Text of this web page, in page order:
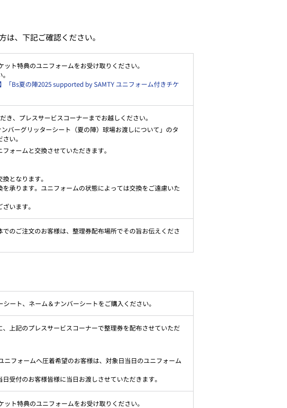
、下記ご確認ください。
ト特典のユニフォームをお受け取りください。
「Bs夏の陣2025 supported by SAMTY ユニフォーム付きチケ
き、プレスサービスコーナーまでお越しください。
バーグリッターシート（夏の陣）球場お渡しについて」のタ
い。
ォームと交換させていただきます。
となります。
承ります。ユニフォームの状態によっては交換をご遠慮いた
います。
のご注文のお客様は、整理券配布場所でその旨お伝えくださ
ート、ネーム＆ナンバーシートをご購入ください。
上記のプレスサービスコーナーで整理券を配布させていただ
ニフォームへ圧着希望のお客様は、対象日当日のユニフォーム
受付のお客様皆様に当日お渡しさせていただきます。
ト特典のユニフォームをお受け取りください。